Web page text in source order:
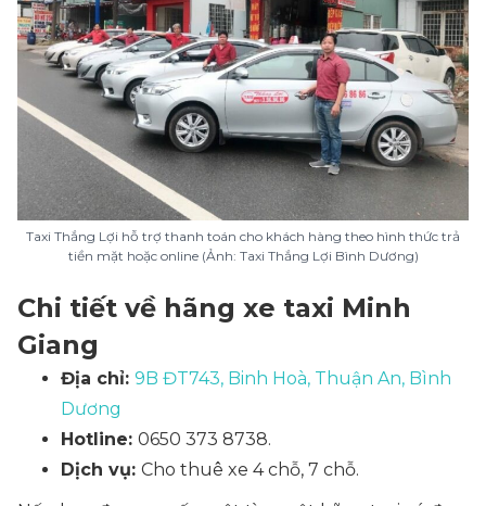
Taxi Thắng Lợi hỗ trợ thanh toán cho khách hàng theo hình thức trả
tiền mặt hoặc online (Ảnh: Taxi Thắng Lợi Bình Dương)
Chi tiết về hãng xe taxi Minh
Giang
Địa chỉ: 9B ĐT743, Binh Hoà, Thuận An, Bình
Dương
Hotline: 0650 373 8738.
Dịch vụ: Cho thuê xe 4 chỗ, 7 chỗ.